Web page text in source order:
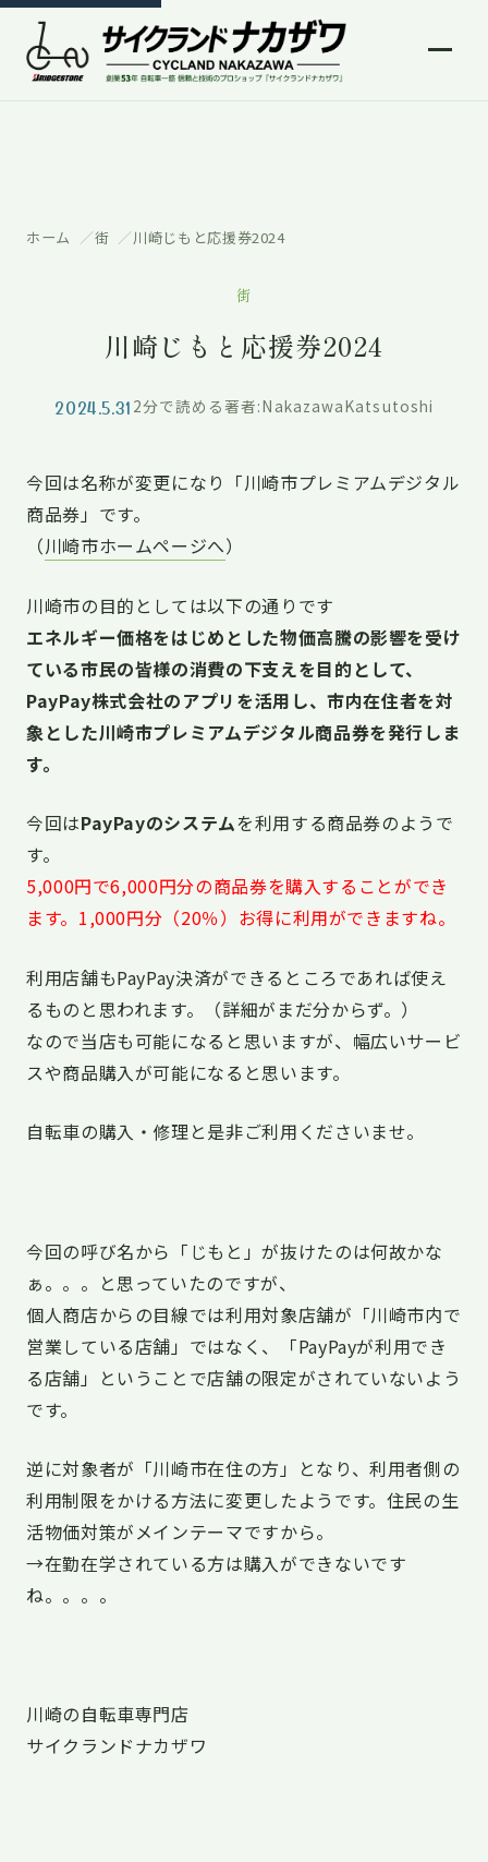
ホーム 街 川崎じもと応援券2024
街
川崎じもと応援券2024
2024.5.31 2分で読める著者:NakazawaKatsutoshi
今回は名称が変更になり「川崎市プレミアムデジタル
商品券」です。
（川崎市ホームページへ）
川崎市の目的としては以下の通りです
エネルギー価格をはじめとした物価高騰の影響を受け
ている市民の皆様の消費の下支えを目的として、
PayPay株式会社のアプリを活用し、市内在住者を対
象とした川崎市プレミアムデジタル商品券を発行しま
す。
今回はPayPayのシステムを利用する商品券のようで
す。
5,000円で6,000円分の商品券を購入することができ
ます。1,000円分（20％）お得に利用ができますね。
利用店舗もPayPay決済ができるところであれば使え
るものと思われます。（詳細がまだ分からず。）
なので当店も可能になると思いますが、幅広いサービ
スや商品購入が可能になると思います。
自転車の購入・修理と是非ご利用くださいませ。
今回の呼び名から「じもと」が抜けたのは何故かな
ぁ。。。と思っていたのですが、
個人商店からの目線では利用対象店舗が「川崎市内で
営業している店舗」ではなく、「PayPayが利用でき
る店舗」ということで店舗の限定がされていないよう
です。
逆に対象者が「川崎市在住の方」となり、利用者側の
利用制限をかける方法に変更したようです。住民の生
活物価対策がメインテーマですから。
→在勤在学されている方は購入ができないです
ね。。。。
川崎の自転車専門店
サイクランドナカザワ